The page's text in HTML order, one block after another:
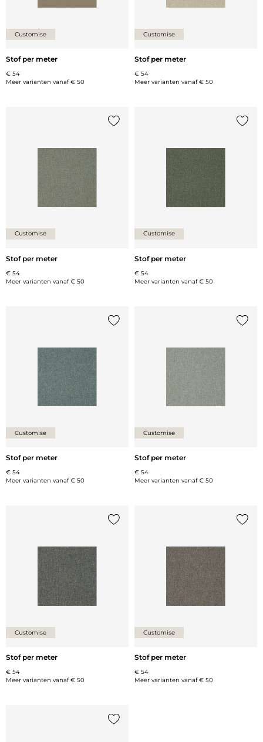
Customise
Stof per meter
€ 54
Meer varianten vanaf€ 50
Customise
Stof per meter
€ 54
Meer varianten vanaf€ 50
Customise
Stof per meter
€ 54
Meer varianten vanaf€ 50
Customise
Stof per meter
€ 54
Meer varianten vanaf€ 50
Customise
Stof per meter
€ 54
Meer varianten vanaf€ 50
Customise
Stof per meter
€ 54
Meer varianten vanaf€ 50
Customise
Stof per meter
€ 54
Meer varianten vanaf€ 50
Customise
Stof per meter
€ 54
Meer varianten vanaf€ 50